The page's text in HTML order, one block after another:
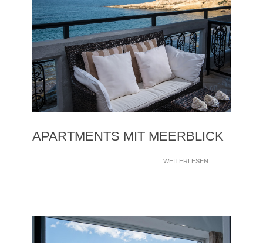
APARTMENTS MIT MEERBLICK
WEITERLESEN